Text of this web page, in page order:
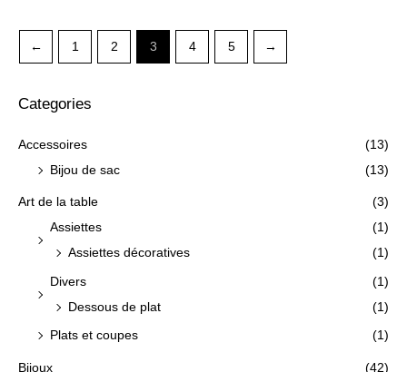
Categories
Accessoires
(13)
Bijou de sac
(13)
Art de la table
(3)
Assiettes
(1)
Assiettes décoratives
(1)
Divers
(1)
Dessous de plat
(1)
Plats et coupes
(1)
Bijoux
(42)
← 1 2 3 4 5 →